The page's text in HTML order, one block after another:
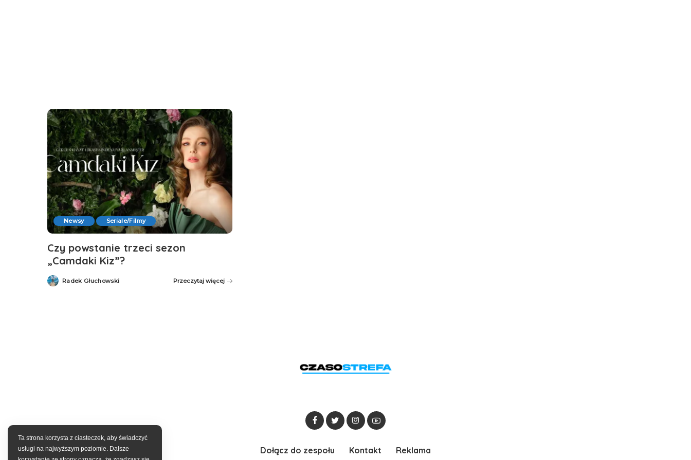
Newsy Seriale/Filmy
Czy powstanie trzeci sezon
„Camdaki Kiz”?
Posted
by
Radek Głuchowski Przeczytaj więcej
Dołącz do zespołu Kontakt Reklama
Ta strona korzysta z ciasteczek, aby świadczyć
usługi na najwyższym poziomie. Dalsze